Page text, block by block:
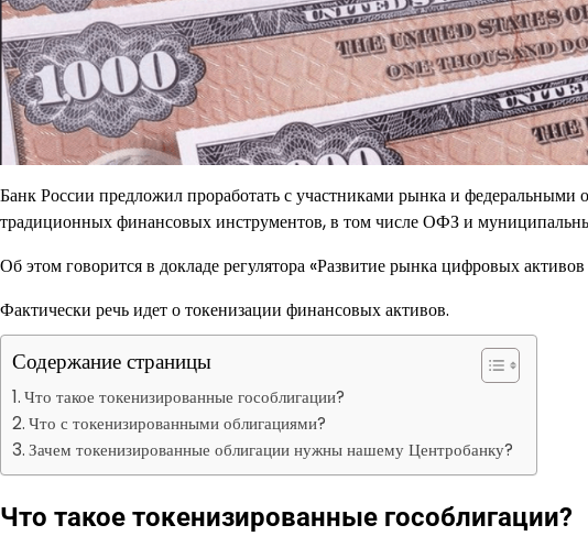
Банк России предложил проработать с участниками рынка и
традиционных финансовых инструментов, в том числе ОФЗ и
Об этом говорится в докладе регулятора «Развитие рынка цифровых
Фактически речь идет о токенизации финансовых активов.
Содержание страницы
Что такое токенизированные гособлигации?
Что с токенизированными облигациями?
Зачем токенизированные облигации нужны нашему Центробанку?
Что такое токенизированные гособлигации?